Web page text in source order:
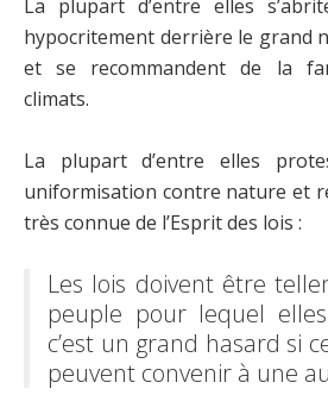
La plupart d’entre elles
hypocritement derrière le grand
et se recommandent de la
climats.
La plupart d’entre elles
uniformisation contre nature et
très connue de l’Esprit des lois :
Les lois doivent être
peuple pour lequel
c’est un grand hasard si
peuvent convenir à une